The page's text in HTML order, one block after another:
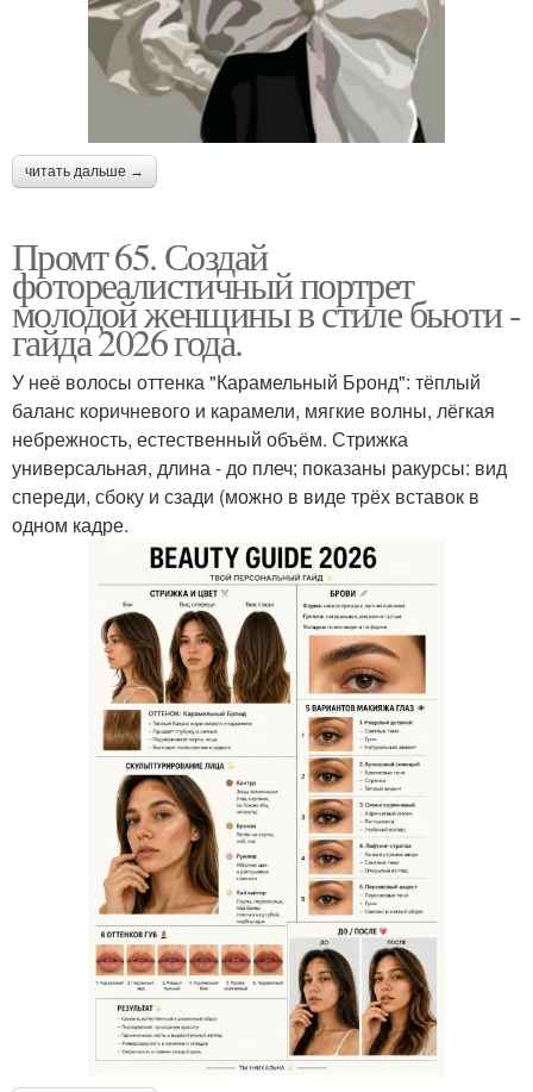
читать дальше →
Промт 65. Создай
фотореалистичный портрет
молодой женщины в стиле бьюти -
гайда 2026 года.
У неё волосы оттенка "Карамельный Бронд": тёплый
баланс коричневого и карамели, мягкие волны, лёгкая
небрежность, естественный объём. Стрижка
универсальная, длина - до плеч; показаны ракурсы: вид
спереди, сбоку и сзади (можно в виде трёх вставок в
одном кадре.